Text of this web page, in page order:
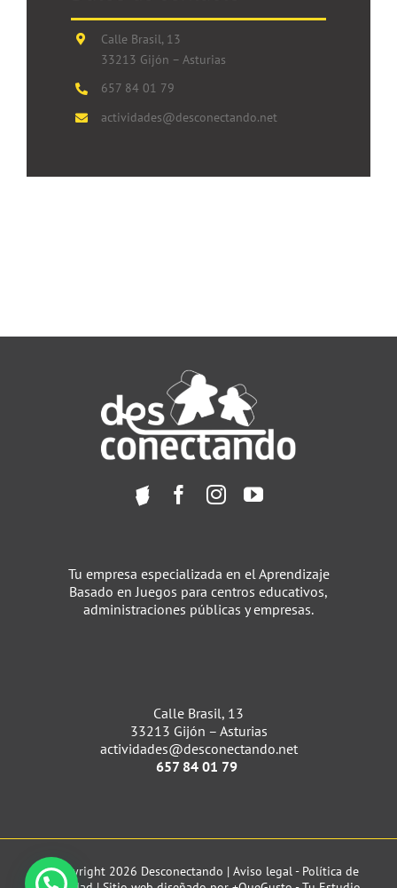
Calle Brasil, 13
33213 Gijón – Asturias
657 84 01 79
actividades@desconectando.net
Tu empresa especializada en el Aprendizaje
Basado en Juegos para centros educativos,
administraciones públicas y empresas.
Calle Brasil, 13
33213 Gijón – Asturias
actividades@desconectando.net
657 84 01 79
© Copyright 2026 Desconectando | Aviso legal- Política de